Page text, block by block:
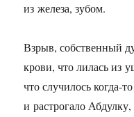
из железа, зубом.
Взрыв, собственный
крови, что лилась из
что случилось когда-
и растрогало Абдулку,